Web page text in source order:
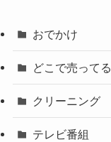
おでかけ
どこで売ってる
クリーニング
テレビ番組